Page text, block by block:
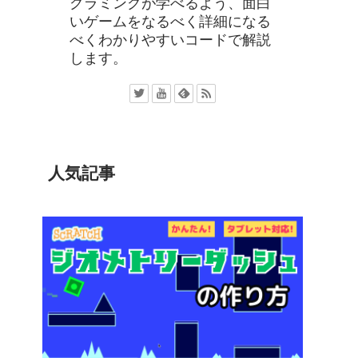
いゲームをなるべく詳細になる
べくわかりやすいコードで解説
します。
人気記事